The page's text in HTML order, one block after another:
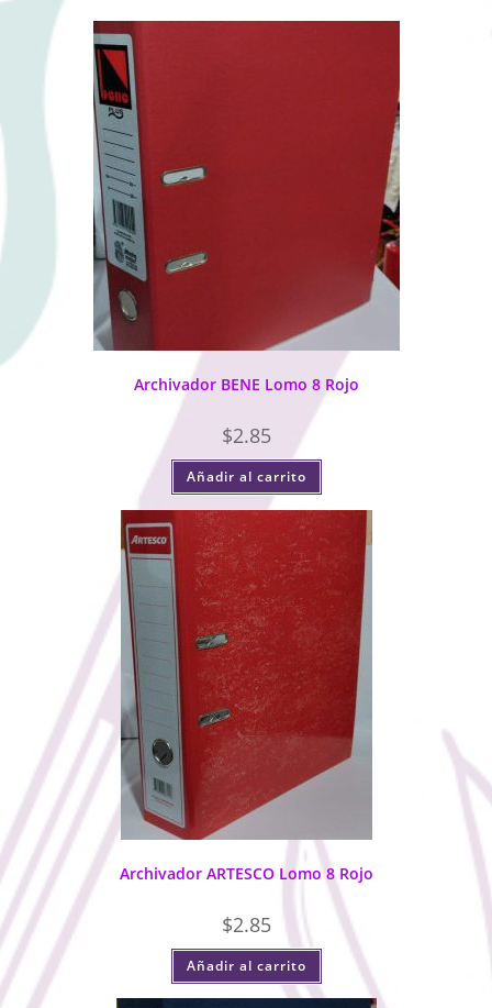
Archivador BENE Lomo 8 Rojo
$2.85
Añadir al carrito
Archivador ARTESCO Lomo 8 Rojo
$2.85
Añadir al carrito